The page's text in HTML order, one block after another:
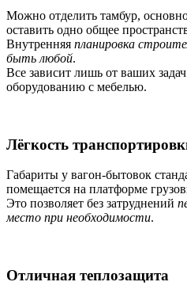
Можно отделить тамбур,
оставить одно общее
Внутренняя планировка
быть любой.
Все зависит лишь от ваших
оборудованию с мебелью.
Лёгкость
Габариты у вагон-бытовок
помещается на платформе
Это позволяет без затруднений
место при необходимости.
Отличная теплозащита